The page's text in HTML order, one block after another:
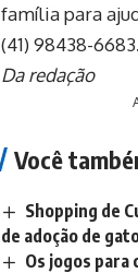
família para
(41) 98438-6683.
Da redação
Você
Shopping de
de adoção de
Os jogos para